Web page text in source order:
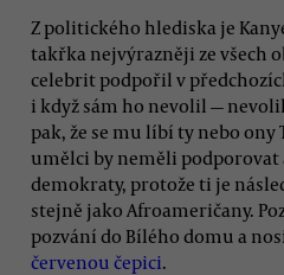
Z politického hlediska je
takřka nejvýrazněji ze všech
celebrit podpořil v
i když sám ho nevolil —
pak, že se mu líbí ty nebo
umělci by neměli
demokraty, protože ti je
stejně jako Afroameričany.
pozvání do Bílého domu a
červenou čepici.